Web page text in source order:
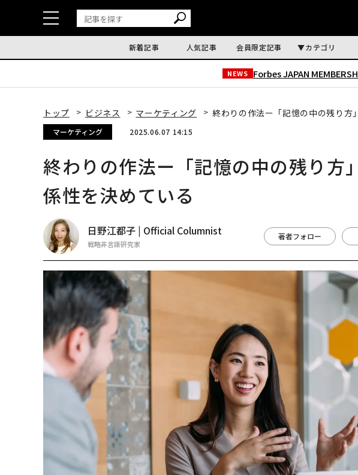
新着記事 人気記事 会員限定記事 カテゴリ
NEWS Forbes JAPAN
トップ ビジネス マーケティング 終わりの作法ー「記憶の中の残り方
マーケティング 2025.06.07 14:15
終わりの作法ー「記憶の中の残り方
係性を決めている
日野江都子 | Official Columnist
戦略非言語研究家
著者フォロー